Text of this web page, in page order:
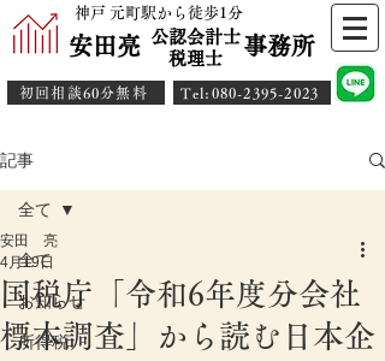
神戸 元町駅から徒歩1分
安田亮 事務所
公認会計士
​税理士
初回相談60分無料 ​Tel:080-2395-2023
記事
全て
お知らせ
所得税
全て
国税庁「令和6年度分会社
標本調査」から読む日本企
安田 亮
4月19日